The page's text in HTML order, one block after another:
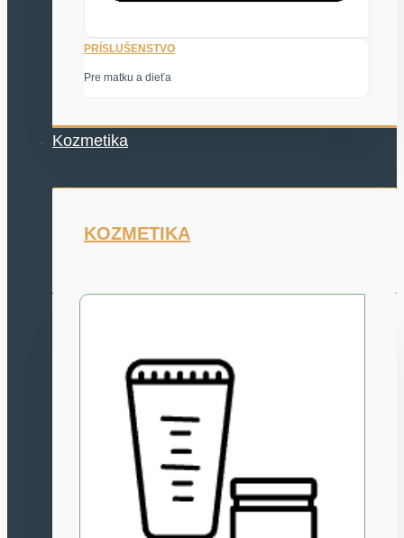
PRÍSLUŠENSTVO
Pre matku a dieťa
Kozmetika
KOZMETIKA